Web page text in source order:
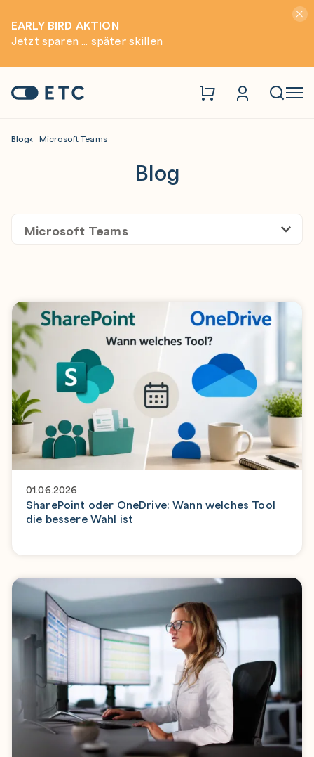
EARLY BIRD AKTION
Jetzt sparen ... später skillen
Startseite: ETC
Blog Microsoft Teams
Blog
01.06.2026
SharePoint oder OneDrive: Wann welches Tool
die bessere Wahl ist